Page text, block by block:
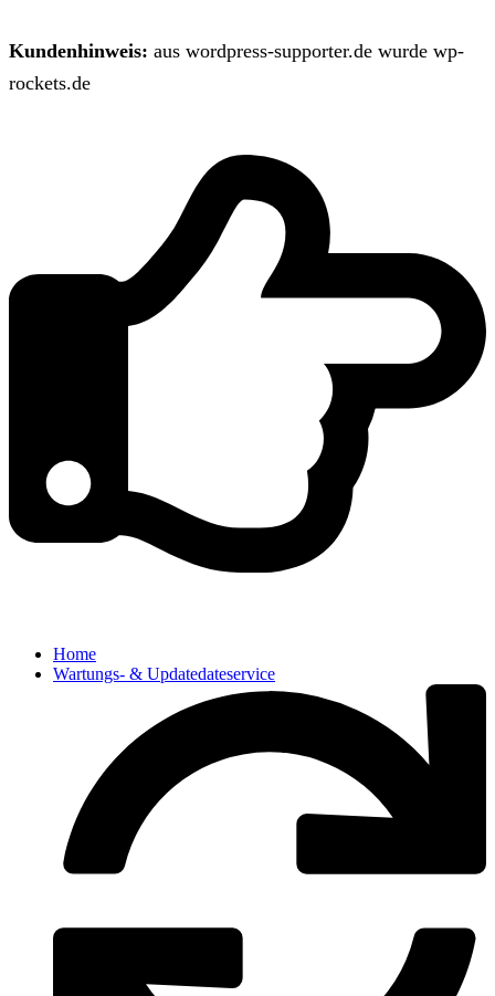
Kundenhinweis: aus wordpress-supporter.de wurde wp-
rockets.de
Home
Wartungs- & Updatedateservice